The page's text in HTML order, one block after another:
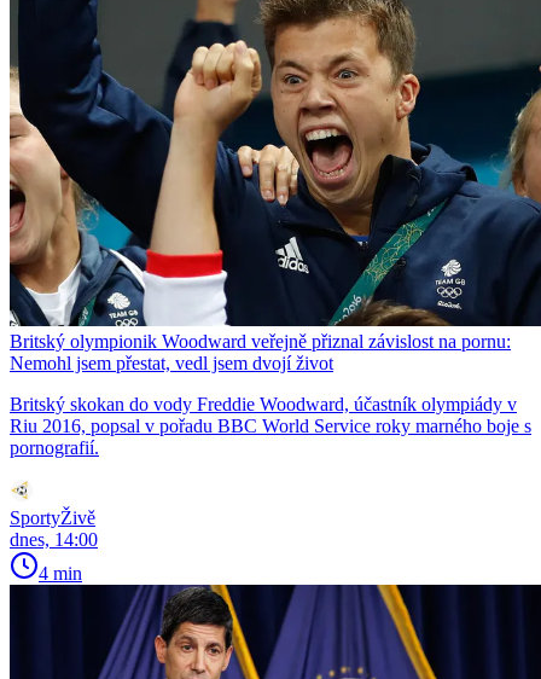
Britský olympionik Woodward veřejně přiznal závislost na pornu:
Nemohl jsem přestat, vedl jsem dvojí život
Britský skokan do vody Freddie Woodward, účastník olympiády v
Riu 2016, popsal v pořadu BBC World Service roky marného boje s
pornografií.
SportyŽivě
dnes, 14:00
4 min